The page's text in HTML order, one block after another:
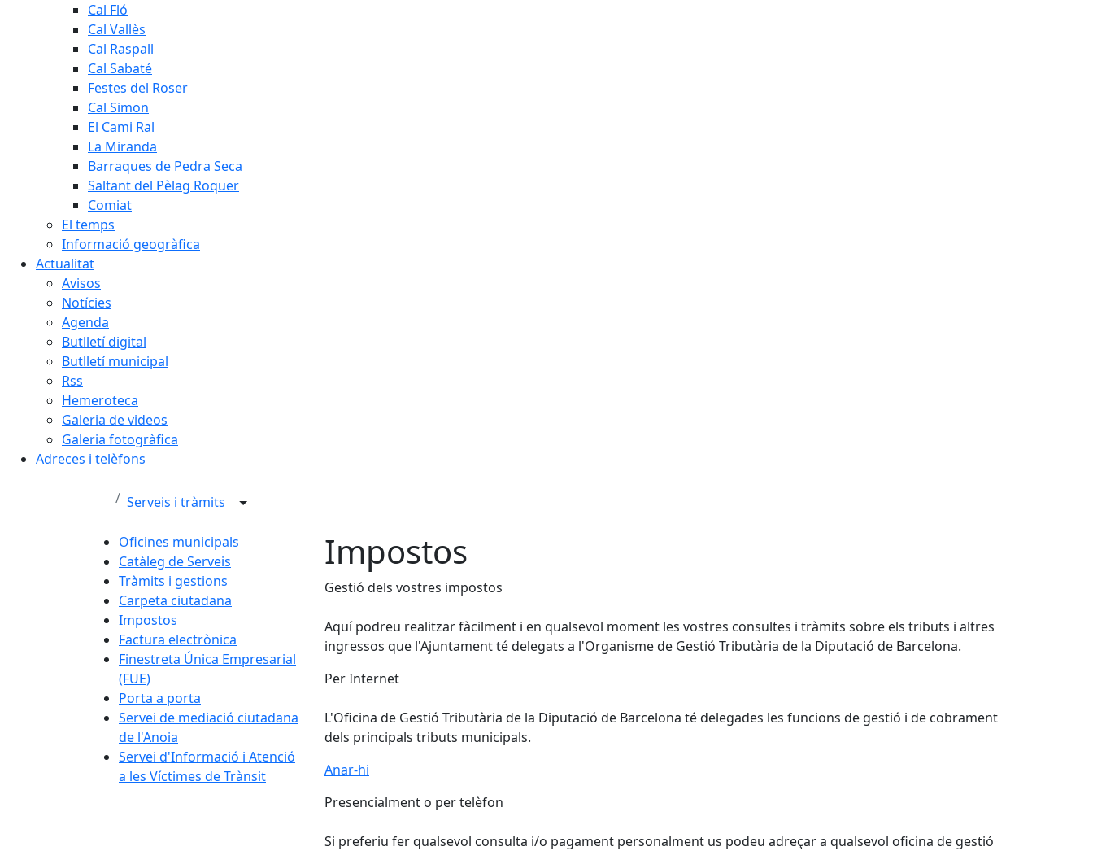
Cal Fló
Cal Vallès
Cal Raspall
Cal Sabaté
Festes del Roser
Cal Simon
El Cami Ral
La Miranda
Barraques de Pedra Seca
Saltant del Pèlag Roquer
Comiat
El temps
Informació geogràfica
Actualitat
Avisos
Notícies
Agenda
Butlletí digital
Butlletí municipal
Rss
Hemeroteca
Galeria de videos
Galeria fotogràfica
Adreces i telèfons
Serveis i tràmits
Oficines municipals
Catàleg de Serveis
Tràmits i gestions
Carpeta ciutadana
Impostos
Factura electrònica
Finestreta Única Empresarial
(FUE)
Porta a porta
Servei de mediació ciutadana
de l'Anoia
Servei d'Informació i Atenció
a les Víctimes de Trànsit
Impostos
Gestió dels vostres impostos
Aquí podreu realitzar fàcilment i en qualsevol moment les vostres consultes i tràmits sobre els tributs i altres
ingressos que l'Ajuntament té delegats a l'Organisme de Gestió Tributària de la Diputació de Barcelona.
Per Internet
L'Oficina de Gestió Tributària de la Diputació de Barcelona té delegades les funcions de gestió i de cobrament
dels principals tributs municipals.
Anar-hi
Presencialment o per telèfon
Si preferiu fer qualsevol consulta i/o pagament personalment us podeu adreçar a qualsevol oficina de gestió